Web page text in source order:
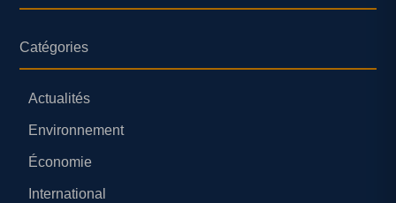
Catégories
Actualités
Environnement
Économie
International